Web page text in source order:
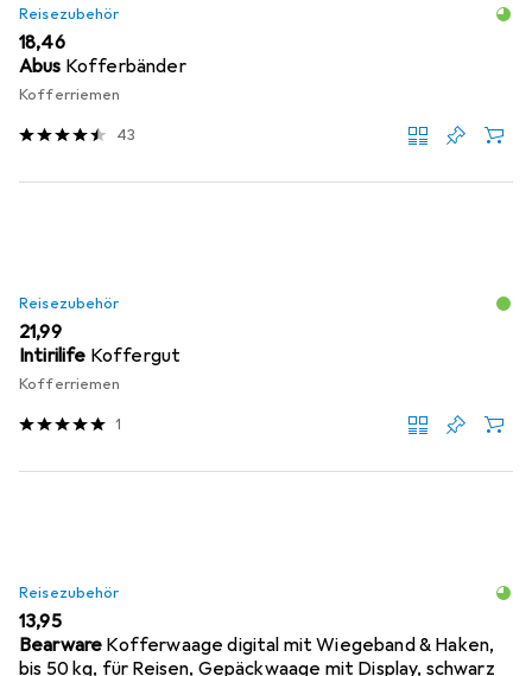
Reisezubehör
EUR
18,46
Abus Kofferbänder
Kofferriemen
43
Reisezubehör
EUR
21,99
Intirilife Koffergut
Kofferriemen
1
Reisezubehör
EUR
13,95
Bearware Kofferwaage digital mit Wiegeband & Haken,
bis 50 kg, für Reisen, Gepäckwaage mit Display, schwarz